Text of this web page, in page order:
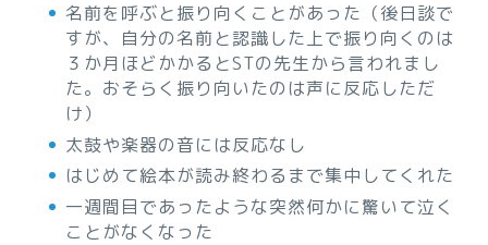
名前を呼ぶと振り向くことがあった（後日談で
すが、自分の名前と認識した上で振り向くのは
３か月ほどかかるとSTの先生から言われまし
た。おそらく振り向いたのは声に反応しただ
け）
太鼓や楽器の音には反応なし
はじめて絵本が読み終わるまで集中してくれた
一週間目であったような突然何かに驚いて泣く
ことがなくなった